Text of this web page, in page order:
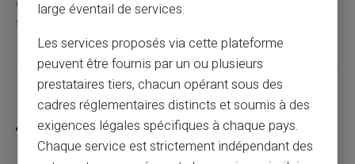
cliquez pas sur les liens non vérifiés. Installez bien un
filtre anti-spam pour bloquer les tentatives connues.
Partager cet article
large éventail de services.
Les services proposés via cette plateforme
peuvent être fournis par un ou plusieurs
prestataires tiers, chacun opérant sous des
cadres réglementaires distincts et soumis à des
exigences légales spécifiques à chaque pays.
Chaque service est strictement indépendant des